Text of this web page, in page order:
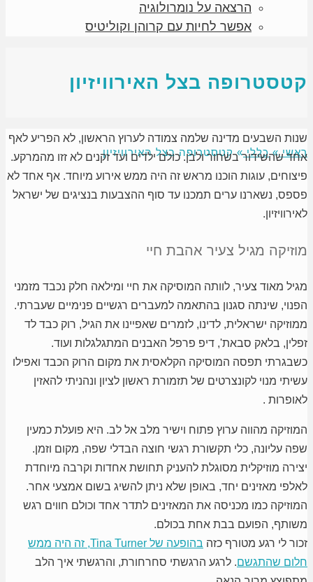
הרצאה על נומרולוגיה
אפשר לחיות עם קרוהן וקוליטיס
קטסטרופה בצל האירוויזיון
ראשי » כללי » קטסטרופה בצל האירוויזיון
שנות השבעים מדינה שלמה צמודה לערוץ הראשון, לא הפריע לאף
אחד שהשידור בשחור ולבן. כולם ילדים ועד זקנים לא זזו מהמרקע.
פיצוחים, עוגות הוכנו מראש זה היה ממש אירוע מיוחד. אף אחד לא
פספס, נשארנו ערים תמכנו עד סוף ההצבעות בנציגים של ישראל
לאירוויזיון.
מוזיקה מגיל צעיר אהבת חיי
מגיל מאוד צעיר, לוותה המוסיקה את חיי ומילאה חלק נכבד מזמני
הפנוי, שינתה סגנון בהתאמה למעברים רגשיים פנימיים שעברתי.
ממוזיקה ישראלית, לדינו, לזמרים שאפיינו את הגיל, רוק כבד לד
זפלין, בלאק סבאת', דיפ פרפל האבנים המתגלגלות ועוד.
כשבגרתי תפסה המוסיקה הקלאסית את מקום הרוק הכבד ואפילו
עשיתי מנוי לקונצרטים של תזמורת ראשון לציון ונהניתי להאזין
לאופרות .
המוזיקה מהווה ערוץ פתוח וישיר מלב אל לב. היא פועלת כמעין
שפה עליונה, כלי תקשורת רגשי חוצה הבדלי שפה, מקום וזמן.
יצירה מוזיקלית מסוגלת להעניק תחושת אחדות וקרבה מיוחדת
לאלפי מאזינים יחד, באופן שלא ניתן להשיג בשום אמצעי אחר.
המוזיקה כמו מכניסה את המאזינים לתדר אחד וכולם חווים רגש
משותף, הפועם בבת אחת בכולם.
זכור לי רגע מטורף כזה
בהופעה של Tina Turner, זה היה ממש
חלום שהתגשם. לרגע הרגשתי סחרחורת, והרגשתי איך הלב